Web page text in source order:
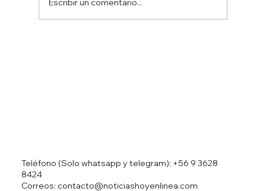
Escribir un comentario...
Teléfono (Solo whatsapp y telegram): +56 9 3628
8424
Correos: contacto@noticiashoyenlinea.com